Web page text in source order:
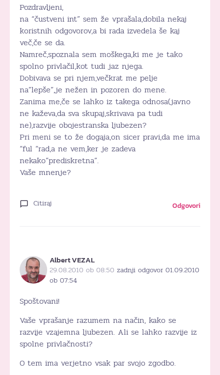
Pozdravljeni,
na “čustveni int” sem že vprašala,dobila nekaj
koristnih odgovorov,a bi rada izvedela še kaj
več,če se da.
Namreč,spoznala sem moškega,ki me je tako
spolno privlačil,kot tudi jaz njega.
Dobivava se pri njem,večkrat me pelje
na”lepše”,je nežen in pozoren do mene.
Zanima me,če se lahko iz takega odnosa(javno
ne kaževa,da sva skupaj,skrivava pa tudi
ne),razvije obojestranska ljubezen?
Pri meni se to že dogaja,on sicer pravi,da me ima
“ful “rad,a ne vem,ker je zadeva
nekako”prediskretna”.
Vaše mnenje?
Citiraj Odgovori
Albert VEZAL
29.08.2010 ob 08:50 zadnji odgovor 01.09.2010
ob 07:54
Spoštovani!
Vaše vprašanje razumem na način, kako se
razvije vzajemna ljubezen. Ali se lahko razvije iz
spolne privlačnosti?
O tem ima verjetno vsak par svojo zgodbo.